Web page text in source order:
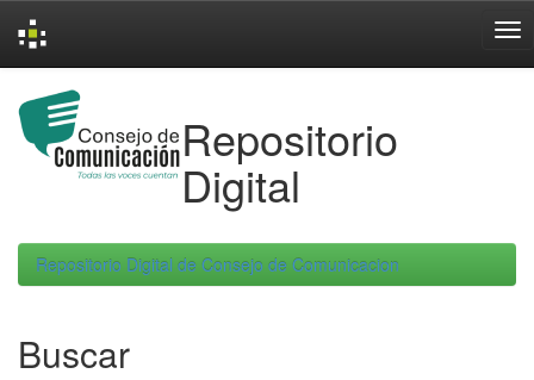
navigation
Repositorio
Digital
Repositorio Digital de Consejo de Comunicacion
Buscar